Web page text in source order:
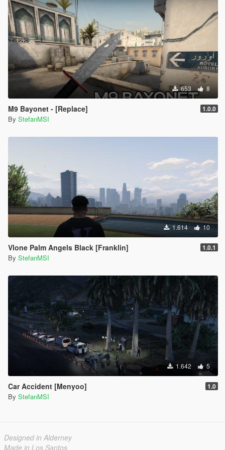
653 8
M9 Bayonet - [Replace] 1.0.0
By StefanMSI
1.614 10
Vlone Palm Angels Black [Franklin] 1.0.1
By StefanMSI
1.642 5
Car Accident [Menyoo] 1.0
By StefanMSI
Designed in Alderney
Made in Los Santos